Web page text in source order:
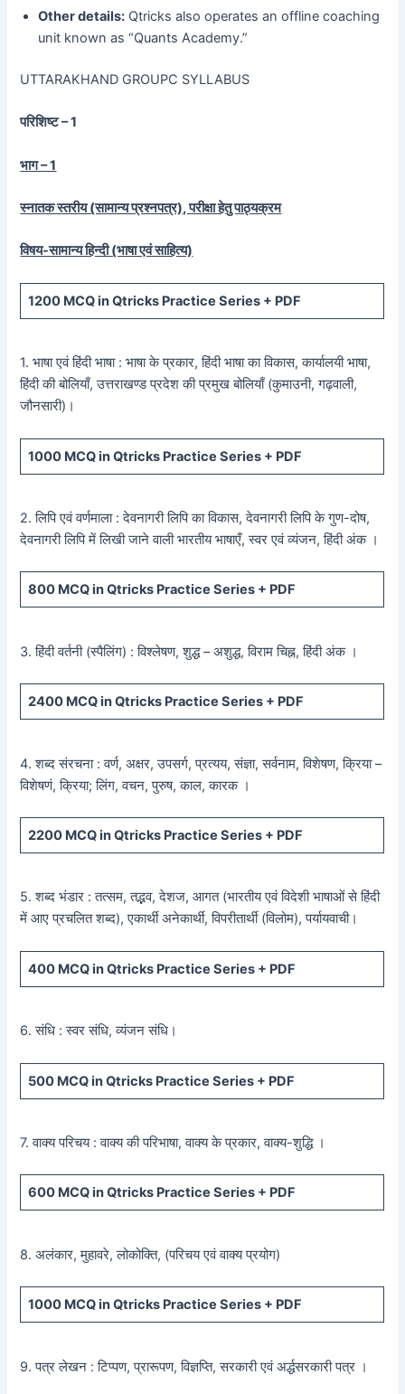
Other details: Qtricks also operates an offline coaching
unit known as “Quants Academy.”
UTTARAKHAND GROUPC SYLLABUS
परिशिष्ट – 1
भाग – 1
स्नातक स्तरीय (सामान्य प्रश्नपत्र), परीक्षा हेतु पाठ्यक्रम
विषय-सामान्य हिन्दी (भाषा एवं साहित्य)
1200 MCQ in Qtricks Practice Series + PDF
1. भाषा एवं हिंदी भाषा : भाषा के प्रकार, हिंदी भाषा का विकास, कार्यालयी भाषा,
हिंदी की बोलियाँ, उत्तराखण्ड प्रदेश की प्रमुख बोलियाँ (कुमाउनी, गढ़वाली,
जौनसारी)।
1000 MCQ in Qtricks Practice Series + PDF
2. लिपि एवं वर्णमाला : देवनागरी लिपि का विकास, देवनागरी लिपि के गुण-दोष,
देवनागरी लिपि में लिखी जाने वाली भारतीय भाषाएँ, स्वर एवं व्यंजन, हिंदी अंक ।
800 MCQ in Qtricks Practice Series + PDF
3. हिंदी वर्तनी (स्पैलिंग) : विश्लेषण, शुद्ध – अशुद्ध, विराम चिह्न, हिंदी अंक ।
2400 MCQ in Qtricks Practice Series + PDF
4. शब्द संरचना : वर्ण, अक्षर, उपसर्ग, प्रत्यय, संज्ञा, सर्वनाम, विशेषण, क्रिया –
विशेषणं, क्रिया; लिंग, वचन, पुरुष, काल, कारक ।
2200 MCQ in Qtricks Practice Series + PDF
5. शब्द भंडार : तत्सम, तद्भव, देशज, आगत (भारतीय एवं विदेशी भाषाओं से हिंदी
में आए प्रचलित शब्द), एकार्थी अनेकार्थी, विपरीतार्थी (विलोम), पर्यायवाची।
400 MCQ in Qtricks Practice Series + PDF
6. संधि : स्वर संधि, व्यंजन संधि।
500 MCQ in Qtricks Practice Series + PDF
7. वाक्य परिचय : वाक्य की परिभाषा, वाक्य के प्रकार, वाक्य-शुद्धि ।
600 MCQ in Qtricks Practice Series + PDF
8. अलंकार, मुहावरे, लोकोक्ति, (परिचय एवं वाक्य प्रयोग)
1000 MCQin Qtricks Practice Series + PDF
9. पत्र लेखन : टिप्पण, प्रारूपण, विज्ञप्ति, सरकारी एवं अर्द्धसरकारी पत्र ।